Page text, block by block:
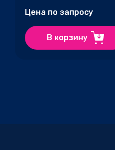
Цена по запросу
В корзину